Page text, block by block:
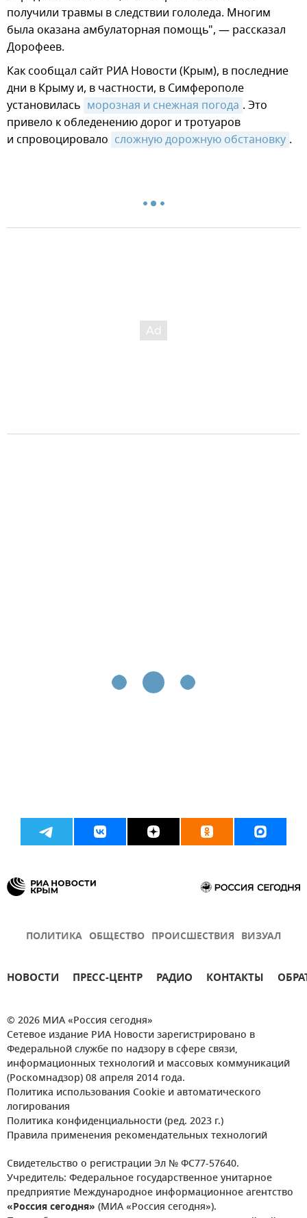
получили травмы в следствии гололеда. Многим
была оказана амбулаторная помощь", — рассказал
Дорофеев.
Как сообщал сайт РИА Новости (Крым), в последние
дни в Крыму и, в частности, в Симферополе
установилась морозная и снежная погода . Это
привело к обледенению дорог и тротуаров
и спровоцировало сложную дорожную обстановку .
ПОЛИТИКА ОБЩЕСТВО ПРОИСШЕСТВИЯ ВИЗУАЛ
НОВОСТИ ПРЕСС-ЦЕНТР РАДИО КОНТАКТЫ
© 2026 МИА «Россия сегодня»
Сетевое издание РИА Новости зарегистрировано в
Федеральной службе по надзору в сфере связи,
информационных технологий и массовых коммуникаций
(Роскомнадзор) 08 апреля 2014 года.
Политика использования Cookie и автоматического
логирования
Политика конфиденциальности (ред. 2023 г.)
Правила применения рекомендательных технологий
Свидетельство о регистрации Эл № ФС77-57640.
Учредитель: Федеральное государственное унитарное
предприятие Международное информационное агентство
«Россия сегодня» (МИА «Россия сегодня»).